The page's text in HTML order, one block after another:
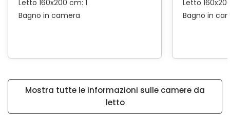
Letto 160x200 cm: 1
Bagno in camera
Letto
Bagno in
Mostra tutte le informazioni sulle camere da
letto